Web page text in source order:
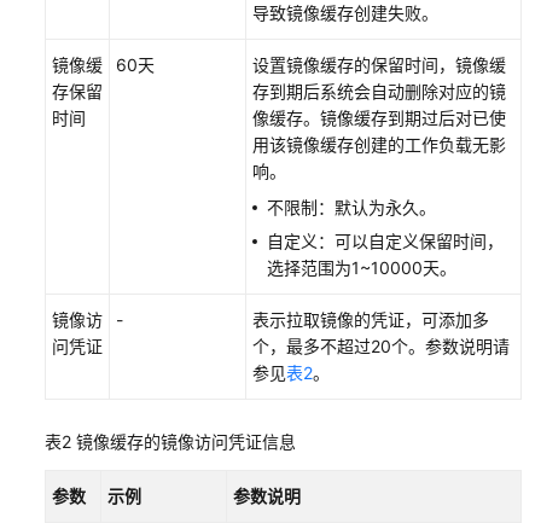
助
文
参
考
品
语
导致镜像缓存创建失败。
镜像缓
存保留
时间
60天
设置镜像缓存的保留时间，镜像缓
存到期后系统会自动删除对应的镜
像缓存。镜像缓存到期过后对已使
用该镜像缓存创建的工作负载无影
响。
不限制：默认为永久。
自定义：可以自定义保留时间，
选择范围为1~10000天。
镜像访
问凭证
-
表示拉取镜像的凭证，可添加多
个，最多不超过20个。参数说明请
参见表2。
表2 镜像缓存的镜像访问凭证信息
参数 示例 参数说明